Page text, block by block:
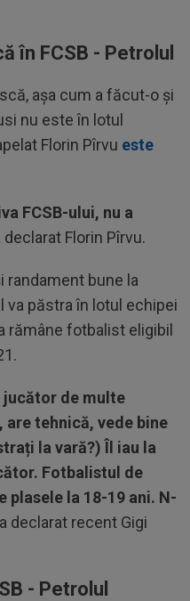
în FCSB - Petrolul
așa cum a făcut-o și
nu este în lotul
Florin Pîrvu este
FCSB-ului, nu a
declarat Florin Pîrvu.
randament bune la
va păstra în lotul echipei
rămâne fotbalist eligibil
jucător de multe
tehnică, vede bine
la vară?) Îl iau la
Fotbalistul de
plasele la 18-19 ani. N-
a declarat recent Gigi
- Petrolul